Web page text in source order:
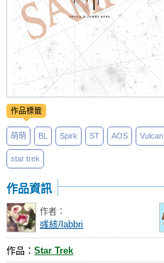
作品標籤
萌萌 BL Spirk ST AOS Vulcan
star trek
作品資訊
作者：
彧絯/labbri
作品：Star Trek